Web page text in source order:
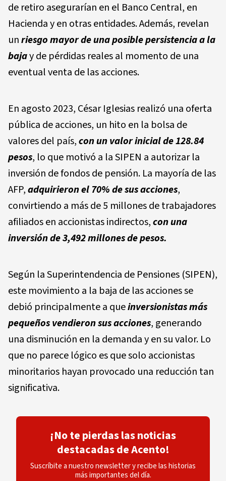
de retiro asegurarían en el Banco Central, en
Hacienda y en otras entidades. Además, revelan
unriesgo mayor de una posible persistencia a la
bajay de pérdidas reales al momento de una
eventual venta de las acciones.
En agosto 2023, César Iglesias realizó una oferta
pública de acciones, un hito en la bolsa de
valores del país,con un valor inicial de 128.84
pesos, lo que motivó a la SIPEN a autorizar la
inversión de fondos de pensión. La mayoría de las
AFP,adquirieron el 70% de sus acciones,
convirtiendo a más de 5 millones de trabajadores
afiliados en accionistas indirectos,con una
inversión de 3,492 millones de pesos.
Según la Superintendencia de Pensiones (SIPEN),
este movimiento a la baja de las acciones se
debió principalmente a queinversionistas más
pequeños vendieron sus acciones, generando
una disminución en la demanda y en su valor. Lo
que no parece lógico es que solo accionistas
minoritarios hayan provocado una reducción tan
significativa.
¡No te pierdas las noticias
destacadas de Acento!
Suscríbite a nuestro newsletter y recibe las historias
más importantes del día.